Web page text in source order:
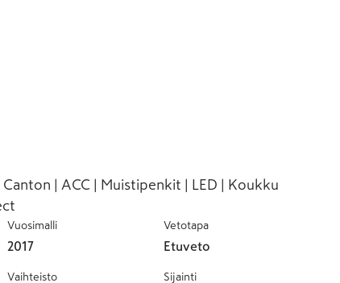
| ACC | Muistipenkit | LED | Koukku
Vuosimalli
2017
Vetotapa
Etuveto
Vaihteisto Sijainti